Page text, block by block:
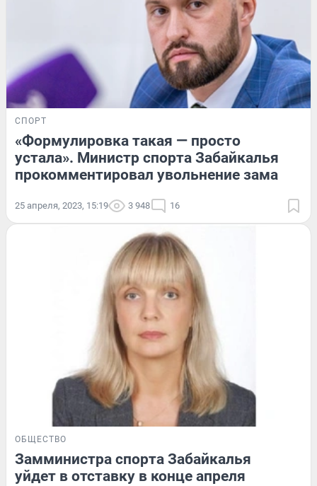
СПОРТ
«Формулировка такая — просто
устала». Министр спорта Забайкалья
прокомментировал увольнение зама
25 апреля, 2023, 15:19 3 948 16
ОБЩЕСТВО
Замминистра спорта Забайкалья
уйдет в отставку в конце апреля